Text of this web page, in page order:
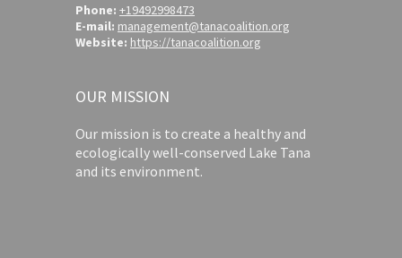
Phone: +19492998473
E-mail: management@tanacoalition.org
Website: https://tanacoalition.org
OUR MISSION
Our mission is to create a healthy and
ecologically well-conserved Lake Tana
and its environment.